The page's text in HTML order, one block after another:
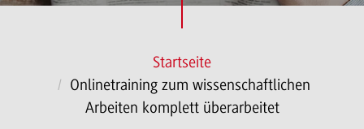
Startseite
Onlinetraining zum wissenschaftlichen
Arbeiten komplett überarbeitet